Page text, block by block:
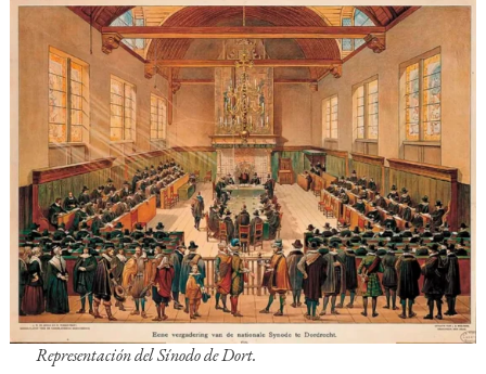
Representación del Sínodo de Dort.